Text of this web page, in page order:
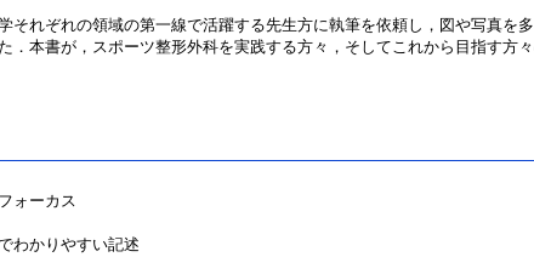
れぞれの領域の第一線で活躍する先生方に執筆を依頼し，図や写真を
．本書が，スポーツ整形外科を実践する方々，そしてこれから目指す方
ォーカス
わかりやすい記述